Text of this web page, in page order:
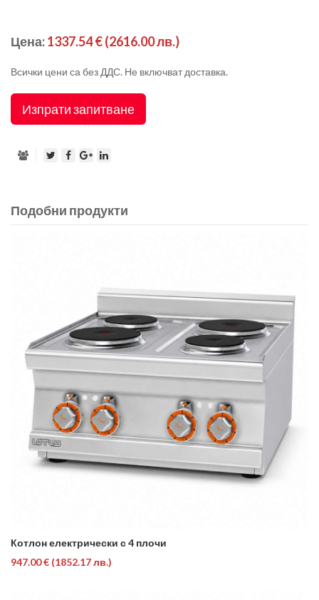
Цена:1337.54 €(2616.00 лв.)
Всички цени са без ДДС. Не включват доставка.
Изпрати запитване
Подобни продукти
Котлон електрически с 4 плочи
947.00 € (1852.17 лв.)